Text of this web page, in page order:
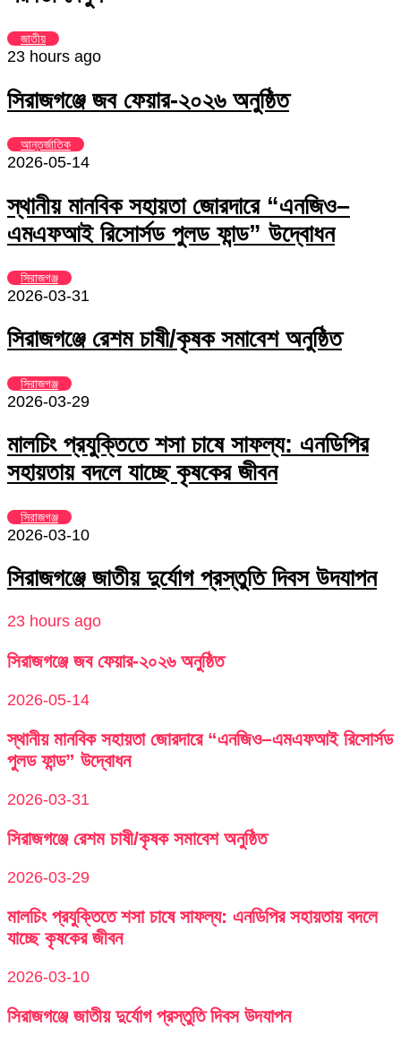
Email
জাতীয়
23 hours ago
সিরাজগঞ্জে জব ফেয়ার-২০২৬ অনুষ্ঠিত
আন্তর্জাতিক
2026-05-14
স্থানীয় মানবিক সহায়তা জোরদারে “এনজিও–
এমএফআই রিসোর্সড পুলড ফান্ড” উদ্বোধন
সিরাজগঞ্জ
2026-03-31
সিরাজগঞ্জে রেশম চাষী/কৃষক সমাবেশ অনুষ্ঠিত
সিরাজগঞ্জ
2026-03-29
মালচিং প্রযুক্তিতে শসা চাষে সাফল্য: এনডিপির
সহায়তায় বদলে যাচ্ছে কৃষকের জীবন
সিরাজগঞ্জ
2026-03-10
সিরাজগঞ্জে জাতীয় দুর্যোগ প্রস্তুতি দিবস উদযাপন
23 hours ago
সিরাজগঞ্জে জব ফেয়ার-২০২৬ অনুষ্ঠিত
2026-05-14
স্থানীয় মানবিক সহায়তা জোরদারে “এনজিও–এমএফআই রিসোর্সড
পুলড ফান্ড” উদ্বোধন
2026-03-31
সিরাজগঞ্জে রেশম চাষী/কৃষক সমাবেশ অনুষ্ঠিত
2026-03-29
মালচিং প্রযুক্তিতে শসা চাষে সাফল্য: এনডিপির সহায়তায় বদলে
যাচ্ছে কৃষকের জীবন
2026-03-10
সিরাজগঞ্জে জাতীয় দুর্যোগ প্রস্তুতি দিবস উদযাপন